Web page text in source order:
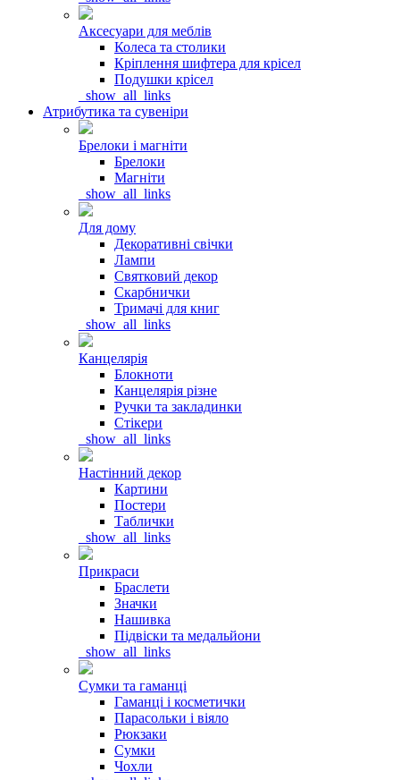
Аксесуари для меблів
Колеса та столики
Кріплення шифтера для крісел
Подушки крісел
_show_all_links
Атрибутика та сувеніри
Брелоки і магніти
Брелоки
Магніти
_show_all_links
Для дому
Декоративні свічки
Лампи
Святковий декор
Скарбнички
Тримачі для книг
_show_all_links
Канцелярія
Блокноти
Канцелярія різне
Ручки та закладинки
Стікери
_show_all_links
Настінний декор
Картини
Постери
Таблички
_show_all_links
Прикраси
Браслети
Значки
Нашивка
Підвіски та медальйони
_show_all_links
Сумки та гаманці
Гаманці і косметички
Парасольки і віяло
Рюкзаки
Сумки
Чохли